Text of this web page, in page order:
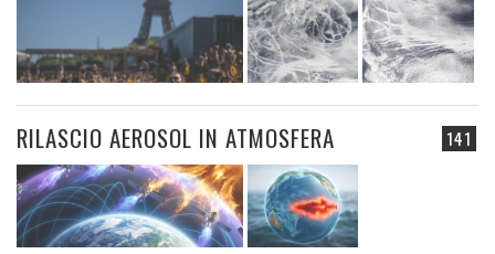
141
RILASCIO AEROSOL IN ATMOSFERA